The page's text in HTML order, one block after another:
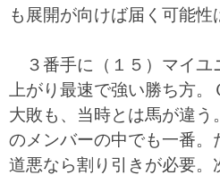
も展開が向けば届く可能性
３番手に（１５）マイユ
上がり最速で強い勝ち方
大敗も、当時とは馬が違う
のメンバーの中でも一番。
道悪なら割り引きが必要。